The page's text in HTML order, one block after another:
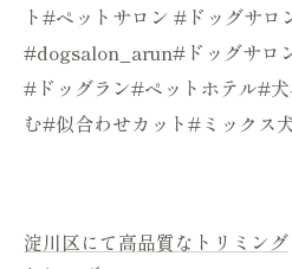
ト#ペットサロン #ドッグサロ
#dogsalon_arun#ドッグサロ
#ドッグラン#ペットホテル#
む#似合わせカット#ミックス
淀川区にて高品質なトリミング